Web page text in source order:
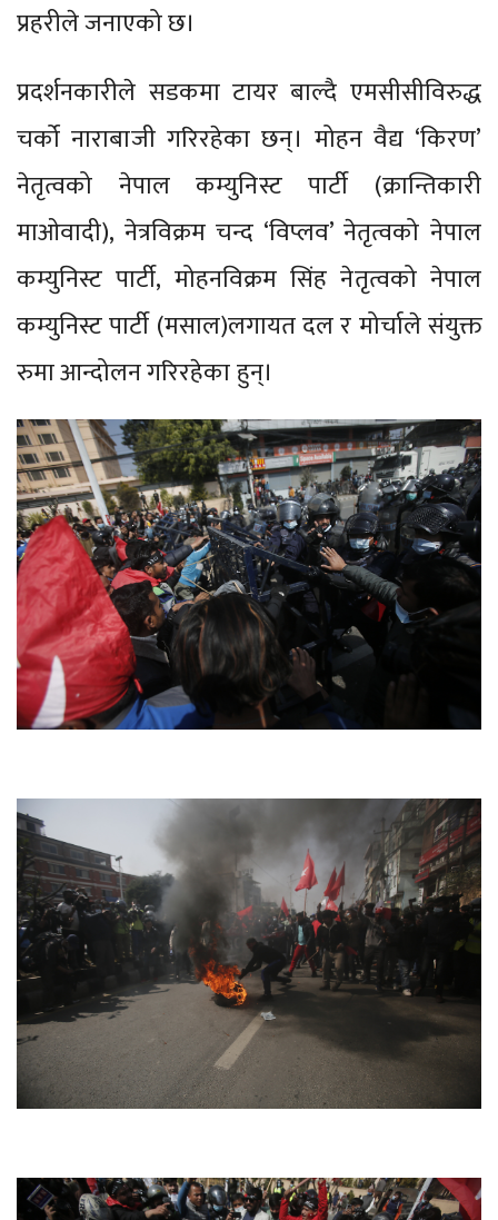
प्रहरीले जनाएको छ।
प्रदर्शनकारीले सडकमा टायर बाल्दै एमसीसीविरुद्ध
चर्को नाराबाजी गरिरहेका छन्। मोहन वैद्य ‘किरण’
नेतृत्वको नेपाल कम्युनिस्ट पार्टी (क्रान्तिकारी
माओवादी), नेत्रविक्रम चन्द ‘विप्लव’ नेतृत्वको नेपाल
कम्युनिस्ट पार्टी, मोहनविक्रम सिंह नेतृत्वको नेपाल
कम्युनिस्ट पार्टी (मसाल)लगायत दल र मोर्चाले संयुक्त
रुमा आन्दोलन गरिरहेका हुन्।